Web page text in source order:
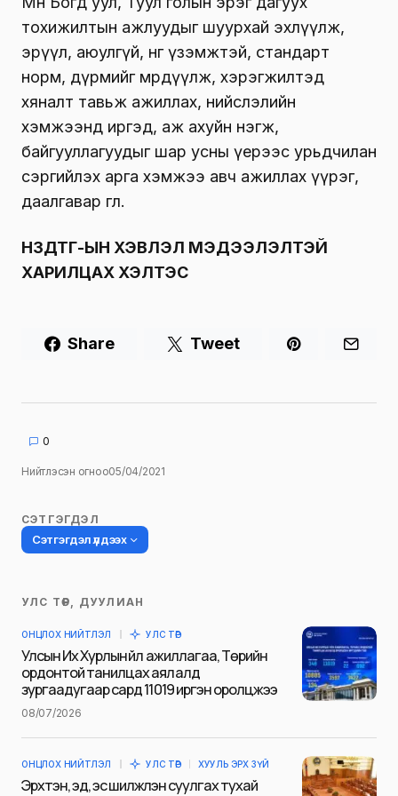
тохижилтын ажлуудыг шуурхай эхлүүлж,
эрүүл, аюулгүй, өнгө үзэмжтэй, стандарт
норм, дүрмийг мөрдүүлж, хэрэгжилтэд
хяналт тавьж ажиллах, нийслэлийн
хэмжээнд иргэд, аж ахуйн нэгж,
байгууллагуудыг шар усны үерээс урьдчилан
сэргийлэх арга хэмжээ авч ажиллах үүрэг,
даалгавар өглөө.
НЗДТГ-ЫН ХЭВЛЭЛ МЭДЭЭЛЭЛТЭЙ
ХАРИЛЦАХ ХЭЛТЭС
Share Tweet
0
Нийтлэсэн огноо05/04/2021
СЭТГЭГДЭЛ
Сэтгэгдэл үлдээх
Таны имэйл хаягийг нийтлэхгүй.
тэмдэглэсэн
Name
УЛС ТӨР, ДУУЛИАН
ОНЦЛОХ НИЙТЛЭЛ УЛС ТӨР
Улсын Их Хурлын үйл ажиллагаа, Төрийн
ордонтой танилцах аялалд
зургаадугаар сард 11019 иргэн оролцжээ
08/07/2026
ОНЦЛОХ НИЙТЛЭЛ УЛС ТӨР ХУУЛЬ ЭРХ ЗҮЙ
Эрхтэн, эд, эс шилжүүлэн суулгах тухай